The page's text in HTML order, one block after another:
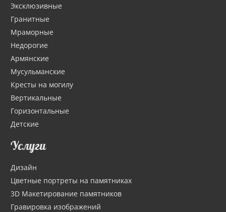
Эксклюзивные
Гранитные
Мраморные
Недорогие
Армянские
Мусульманские
Кресты на могилу
Вертикальные
Горизонтальные
Детские
Услуги
Дизайн
Цветные портреты на памятниках
3D Макетирование памятников
Гравировка изображений